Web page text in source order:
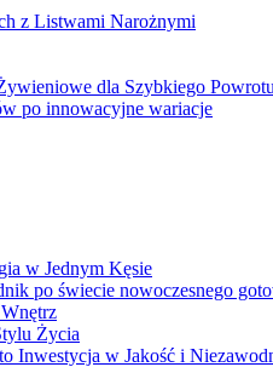
z Listwami Narożnymi
dla Szybkiego
po innowacyjne wariacje
w Jednym Kęsie
po świecie nowoczesnego
Życia
Inwestycja w Jakość i